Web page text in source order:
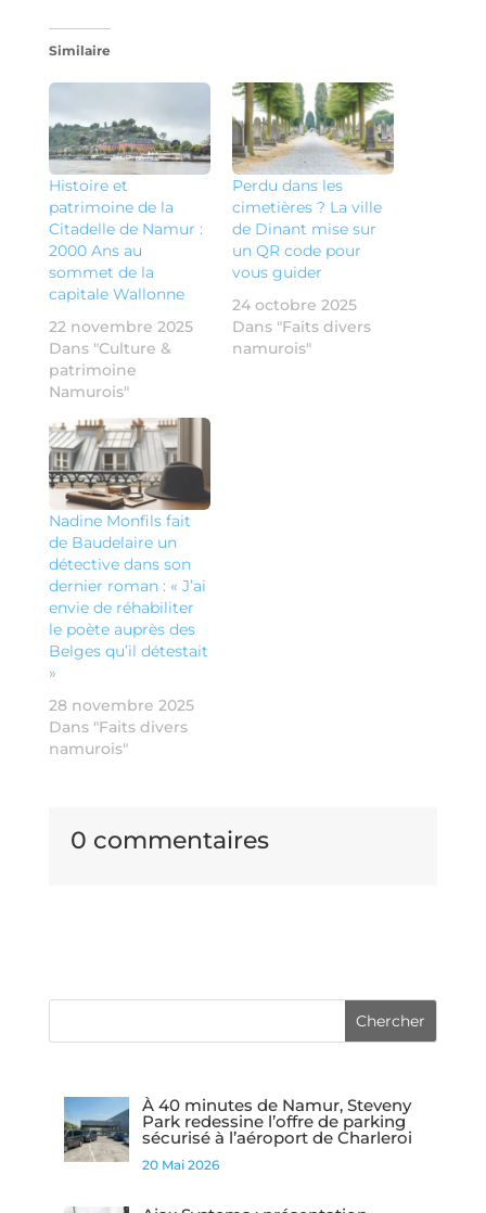
Similaire
Histoire et
patrimoine de la
Citadelle de Namur :
2000 Ans au
sommet de la
capitale Wallonne
22 novembre 2025
Dans "Culture &
patrimoine
Namurois"
Perdu dans les
cimetières ? La ville
de Dinant mise sur
un QR code pour
vous guider
24 octobre 2025
Dans "Faits divers
namurois"
Nadine Monfils fait
de Baudelaire un
détective dans son
dernier roman : « J’ai
envie de réhabiliter
le poète auprès des
Belges qu’il détestait
»
28 novembre 2025
Dans "Faits divers
namurois"
0 commentaires
À 40 minutes de Namur, Steveny
Park redessine l’offre de parking
sécurisé à l’aéroport de Charleroi
20 Mai 2026